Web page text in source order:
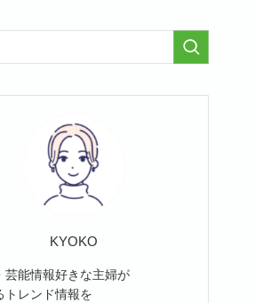
KYOKO
芸能情報好きな主婦が
トレンド情報を